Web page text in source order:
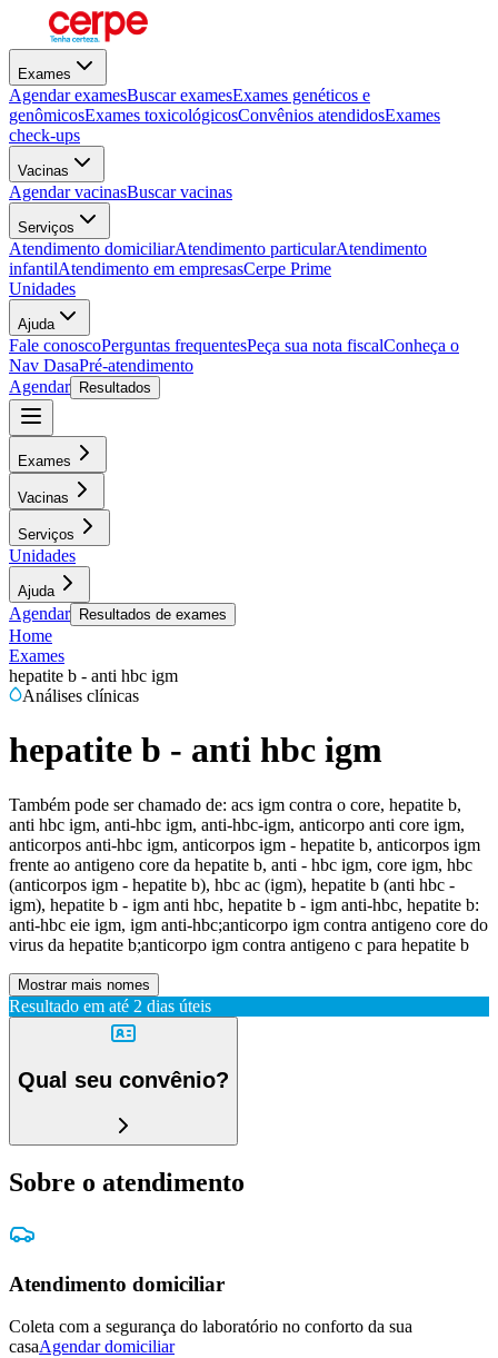
Exames
Agendar examesBuscar examesExames genéticos e
genômicosExames toxicológicosConvênios atendidosExames
check-ups
Vacinas
Agendar vacinasBuscar vacinas
Serviços
Atendimento domiciliarAtendimento particularAtendimento
infantilAtendimento em empresasCerpe Prime
Unidades
Ajuda
Fale conoscoPerguntas frequentesPeça sua nota fiscalConheça o
Nav DasaPré-atendimento
Agendar
Resultados
Exames
Vacinas
Serviços
Unidades
Ajuda
Agendar Resultados de exames
Home
Exames
hepatite b - anti hbc igm
Análises clínicas
hepatite b - anti hbc igm
Também pode ser chamado de: acs igm contra o core, hepatite b,
anti hbc igm, anti-hbc igm, anti-hbc-igm, anticorpo anti core igm,
anticorpos anti-hbc igm, anticorpos igm - hepatite b, anticorpos igm
frente ao antigeno core da hepatite b, anti - hbc igm, core igm, hbc
(anticorpos igm - hepatite b), hbc ac (igm), hepatite b (anti hbc -
igm), hepatite b - igm anti hbc, hepatite b - igm anti-hbc, hepatite b:
anti-hbc eie igm, igm anti-hbc;anticorpo igm contra antigeno core do
virus da hepatite b;anticorpo igm contra antigeno c para hepatite b
Mostrar mais nomes
Resultado em até 2 dias úteis
Qual seu convênio?
Sobre o atendimento
Atendimento domiciliar
Coleta com a segurança do laboratório no conforto da sua
casaAgendar domiciliar